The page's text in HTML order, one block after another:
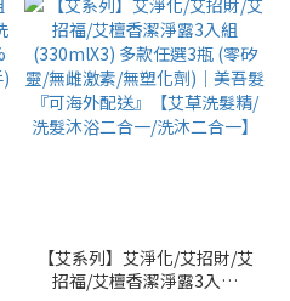
【艾系列】艾淨化/艾招財/艾
招福/艾檀香潔淨露3入組